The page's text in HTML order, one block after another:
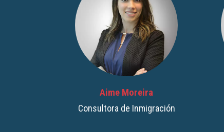
Livia Neves
Consultora de Inmigración